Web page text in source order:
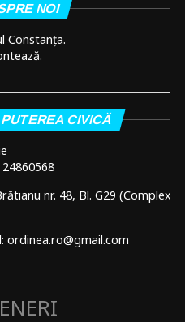
NOI
Constanța.
CIVICĂ
nr. 48, Bl. G29 (Complex
ordinea.ro@gmail.com